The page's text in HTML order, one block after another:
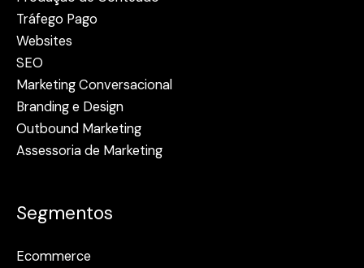
Tráfego Pago
Websites
SEO
Marketing Conversacional
Branding e Design
Outbound Marketing
Assessoria de Marketing
Segmentos
Ecommerce